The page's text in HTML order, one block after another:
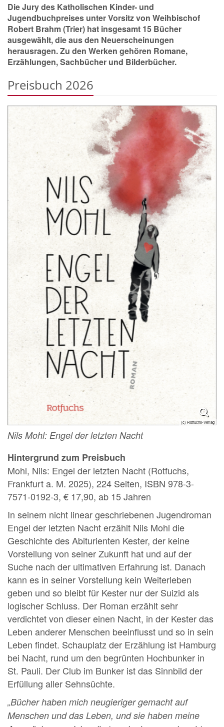
Die Jury des Katholischen Kinder- und
Jugendbuchpreises unter Vorsitz von Weihbischof
Robert Brahm (Trier) hat insgesamt 15 Bücher
ausgewählt, die aus den Neuerscheinungen
herausragen. Zu den Werken gehören Romane,
Erzählungen, Sachbücher und Bilderbücher.
Preisbuch 2026
(c) Rotfuchs-Verlag
Nils Mohl: Engel der letzten Nacht
Hintergrund zum Preisbuch
Mohl, Nils: Engel der letzten Nacht (Rotfuchs,
Frankfurt a. M. 2025), 224 Seiten, ISBN 978-3-
7571-0192-3, € 17,90, ab 15 Jahren
In seinem nicht linear geschriebenen Jugendroman
Engel der letzten Nacht erzählt Nils Mohl die
Geschichte des Abiturienten Kester, der keine
Vorstellung von seiner Zukunft hat und auf der
Suche nach der ultimativen Erfahrung ist. Danach
kann es in seiner Vorstellung kein Weiterleben
geben und so bleibt für Kester nur der Suizid als
logischer Schluss. Der Roman erzählt sehr
verdichtet von dieser einen Nacht, in der Kester das
Leben anderer Menschen beeinflusst und so in sein
Leben findet. Schauplatz der Erzählung ist Hamburg
bei Nacht, rund um den begrünten Hochbunker in
St. Pauli. Der Club im Bunker ist das Sinnbild der
Erfüllung aller Sehnsüchte.
„Bücher haben mich neugieriger gemacht auf
Menschen und das Leben, und sie haben meine